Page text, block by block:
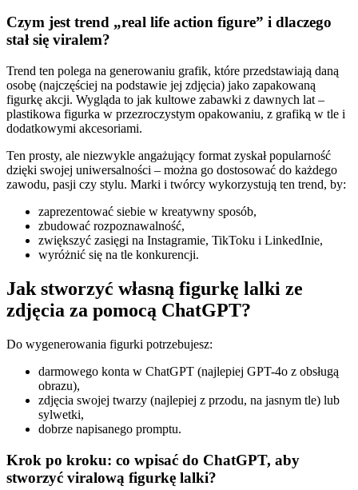
Czym jest trend „real life action figure” i dlaczego
stał się viralem?
Trend ten polega na generowaniu grafik, które przedstawiają daną
osobę (najczęściej na podstawie jej zdjęcia) jako zapakowaną
figurkę akcji. Wygląda to jak kultowe zabawki z dawnych lat –
plastikowa figurka w przezroczystym opakowaniu, z grafiką w tle i
dodatkowymi akcesoriami.
Ten prosty, ale niezwykle angażujący format zyskał popularność
dzięki swojej uniwersalności – można go dostosować do każdego
zawodu, pasji czy stylu. Marki i twórcy wykorzystują ten trend, by:
zaprezentować siebie w kreatywny sposób,
zbudować rozpoznawalność,
zwiększyć zasięgi na Instagramie, TikToku i LinkedInie,
wyróżnić się na tle konkurencji.
Jak stworzyć własną figurkę lalki ze
zdjęcia za pomocą ChatGPT?
Do wygenerowania figurki potrzebujesz:
darmowego konta w ChatGPT (najlepiej GPT-4o z obsługą
obrazu),
zdjęcia swojej twarzy (najlepiej z przodu, na jasnym tle) lub
sylwetki,
dobrze napisanego promptu.
Krok po kroku: co wpisać do ChatGPT, aby
stworzyć viralową figurkę lalki?